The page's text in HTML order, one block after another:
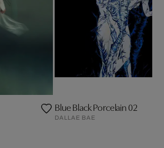
Blue Black Porcelain 02
DALLAE BAE